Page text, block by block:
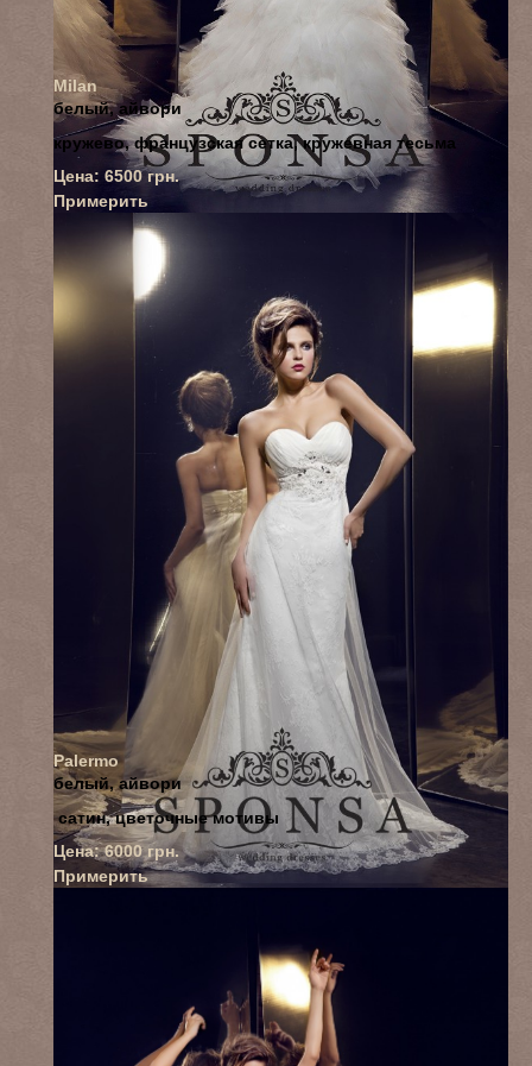
Milan
белый, айвори
кружево, французская сетка, кружевная тесьма
Цена: 6500грн.
Примерить
Palermo
белый, айвори
сатин, цветочные мотивы
Цена:6000грн.
Примерить